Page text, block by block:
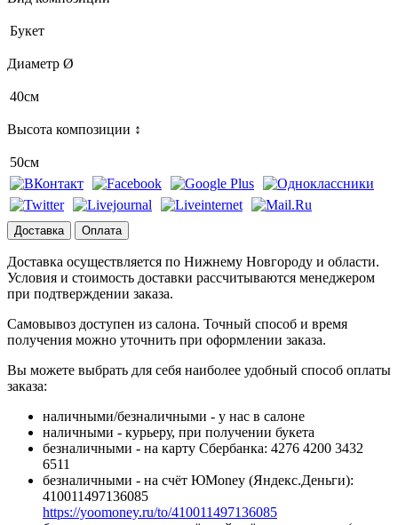
Букет
Диаметр Ø
40см
Высота композиции ↕
50см
Доставка Оплата
Доставка осуществляется по Нижнему Новгороду и области.
Условия и стоимость доставки рассчитываются менеджером
при подтверждении заказа.
Самовывоз доступен из салона. Точный способ и время
получения можно уточнить при оформлении заказа.
Вы можете выбрать для себя наиболее удобный способ оплаты
заказа:
наличными/безналичными - у нас в салоне
наличными - курьеру, при получении букета
безналичными - на карту Сбербанка: 4276 4200 3432
6511
безналичными - на счёт ЮMoney (Яндекс.Деньги):
410011497136085
https://yoomoney.ru/to/410011497136085